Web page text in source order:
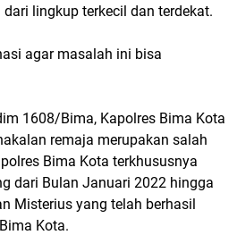
lingkup terkecil dan terdekat.
agar masalah ini bisa
1608/Bima, Kapolres Bima Kota
remaja merupakan salah
Bima Kota terkhususnya
dari Bulan Januari 2022 hingga
Misterius yang telah berhasil
Kota.